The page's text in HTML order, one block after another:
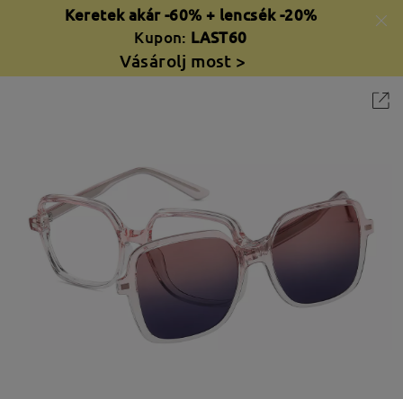
Keretek akár -60% + lencsék -20%
Kupon: LAST60
Vásárolj most >